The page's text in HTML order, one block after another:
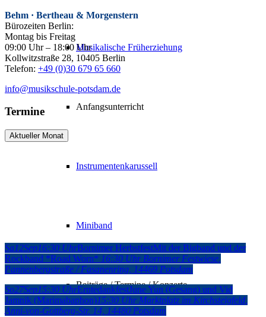
Musikalische Früherziehung
Anfangsunterricht
Instrumentenkarussell
Miniband
Beiträge / Termine / Konzerte
Behm · Bertheau & Morgenstern
Bürozeiten Berlin:
Montag bis Freitag
09:00 Uhr – 18:00 Uhr
Kollwitzstraße 28, 10405 Berlin
Telefon: +49 (0)30 679 65 660
info@musikschule-potsdam.de
Termine
Aktueller Monat
Sa12Sep16:30 UhrBornimer HerbstfestMit der Bigband und der
Rockband *Road Worn* 16:30 Uhr Bornimer Festwiese
Pannenbergstraße / Fasanenring, 14469 Potsdam
So27Sep15:30 UhrErntedankfestJune Yun (Gesang) und Vid
Jamnik (Marimabaphon)15:30 Uhr Marktplatz im Kirchsteigfeld
Anni-von-Gottberg-Str. 14, 14480 Potsdam